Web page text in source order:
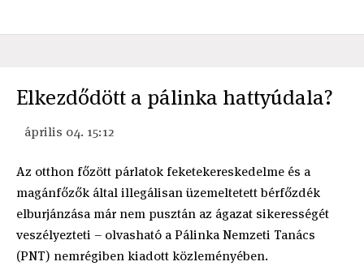
Elkezdődött a pálinka hattyúdala?
április 04. 15:12
Az otthon főzött párlatok feketekereskedelme és a
magánfőzők által illegálisan üzemeltetett bérfőzdék
elburjánzása már nem pusztán az ágazat sikerességét
veszélyezteti – olvasható a Pálinka Nemzeti Tanács
(PNT) nemrégiben kiadott közleményében.